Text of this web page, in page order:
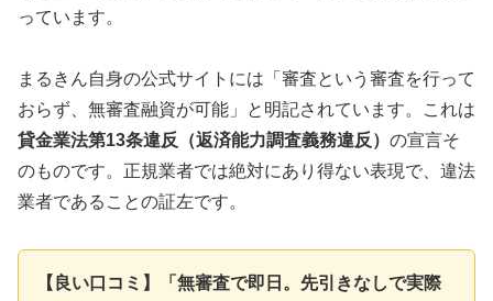
っています。
まるきん自身の公式サイトには「審査という審査を行って
おらず、無審査融資が可能」と明記されています。これは
貸金業法第13条違反（返済能力調査義務違反） の宣言そ
のものです。正規業者では絶対にあり得ない表現で、違法
業者であることの証左です。
【良い口コミ】「無審査で即日。先引きなしで実際